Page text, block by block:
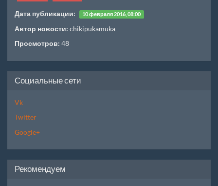
Дата публикации: 10 февраля 2016, 08:00
Автор новости: chikipukamuka
Просмотров: 48
Социальные сети
Vk
Twitter
Google+
Рекомендуем